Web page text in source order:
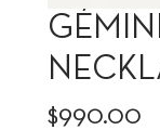
$990.00